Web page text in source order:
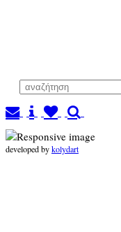
developed bykolydart